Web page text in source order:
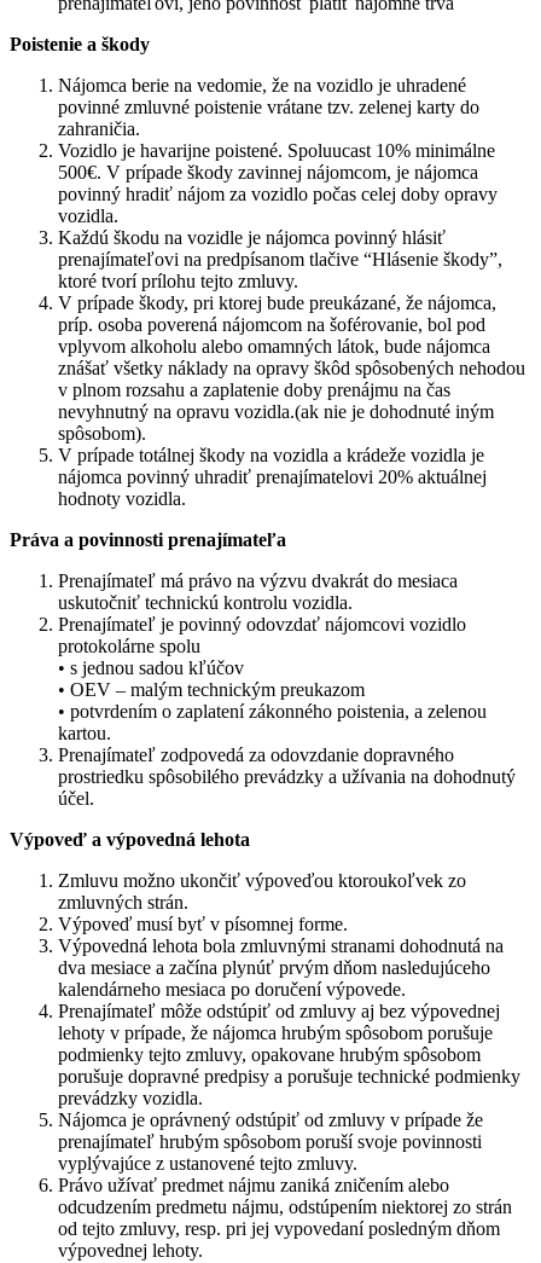
Poistenie a škody
Nájomca berie na vedomie, že na vozidlo je uhradené
povinné zmluvné poistenie vrátane tzv. zelenej karty do
zahraničia.
Vozidlo je havarijne poistené. Spoluucast 10% minimálne
500€. V prípade škody zavinnej nájomcom, je nájomca
povinný hradiť nájom za vozidlo počas celej doby opravy
vozidla.
Každú škodu na vozidle je nájomca povinný hlásiť
prenajímateľovi na predpísanom tlačive “Hlásenie škody”,
ktoré tvorí prílohu tejto zmluvy.
V prípade škody, pri ktorej bude preukázané, že nájomca,
príp. osoba poverená nájomcom na šoférovanie, bol pod
vplyvom alkoholu alebo omamných látok, bude nájomca
znášať všetky náklady na opravy škôd spôsobených nehodou
v plnom rozsahu a zaplatenie doby prenájmu na čas
nevyhnutný na opravu vozidla.(ak nie je dohodnuté iným
spôsobom).
V prípade totálnej škody na vozidla a krádeže vozidla je
nájomca povinný uhradiť prenajímatelovi 20% aktuálnej
hodnoty vozidla.
Práva a povinnosti prenajímateľa
Prenajímateľ má právo na výzvu dvakrát do mesiaca
uskutočniť technickú kontrolu vozidla.
Prenajímateľ je povinný odovzdať nájomcovi vozidlo
protokolárne spolu
• s jednou sadou kľúčov
• OEV – malým technickým preukazom
• potvrdením o zaplatení zákonného poistenia, a zelenou
kartou.
Prenajímateľ zodpovedá za odovzdanie dopravného
prostriedku spôsobilého prevádzky a užívania na dohodnutý
účel.
Výpoveď a výpovedná lehota
Zmluvu možno ukončiť výpoveďou ktoroukoľvek zo
zmluvných strán.
Výpoveď musí byť v písomnej forme.
Výpovedná lehota bola zmluvnými stranami dohodnutá na
dva mesiace a začína plynúť prvým dňom nasledujúceho
kalendárneho mesiaca po doručení výpovede.
Prenajímateľ môže odstúpiť od zmluvy aj bez výpovednej
lehoty v prípade, že nájomca hrubým spôsobom porušuje
podmienky tejto zmluvy, opakovane hrubým spôsobom
porušuje dopravné predpisy a porušuje technické podmienky
prevádzky vozidla.
Nájomca je oprávnený odstúpiť od zmluvy v prípade že
prenajímateľ hrubým spôsobom poruší svoje povinnosti
vyplývajúce z ustanovené tejto zmluvy.
Právo užívať predmet nájmu zaniká zničením alebo
odcudzením predmetu nájmu, odstúpením niektorej zo strán
od tejto zmluvy, resp. pri jej vypovedaní posledným dňom
výpovednej lehoty.